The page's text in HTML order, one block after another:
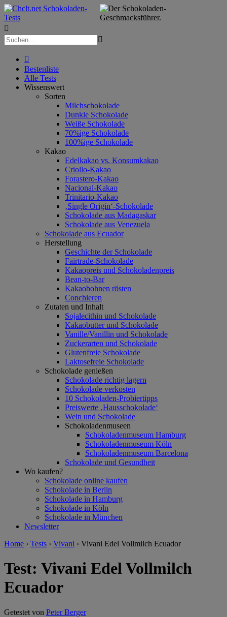



Bestenliste
Alle Tests
Wissenswert
Sorten
Milchschokolade
Dunkle Schokolade
Weiße Schokolade
70%ige Schokolade
100%ige Schokolade
Kakao
Edelkakao vs. Konsumkakao
Criollo-Kakao
Forastero-Kakao
Nacional-Kakao
Trinitario-Kakao
‚Single Origin‘-Schokolade
Schokolade aus Madagaskar
Schokolade aus Venezuela
Schokolade aus Ecuador
Herstellung
Geschichte der Schokolade
Fairtrade-Schokolade
Kakaopreis und Schokoladenpreis
Bean-to-Bar
Kakaobohnen rösten
Conchieren
Zutaten und Inhalt
Sojalecithin und Schokolade
Kakaobutter und Schokolade
Vanille/Vanillin und Schokolade
Zuckerarten und Schokolade
Glutenfreie Schokolade
Laktosefreie Schokolade
Schokolade genießen
Schokolade richtig lagern
Schokolade verkosten
10 Schokoladen-Probiertipps
Preiswerte ‚Hausschokolade‘
Wein und Schokolade
Schokoladenmuseen
Schokoladenmuseum Hamburg
Schokoladenmuseum Köln
Schokoladenmuseum Barcelona
Schokolade und Gesundheit
Wo kaufen?
Schokolade online kaufen
Schokolade in Berlin
Schokolade in Hamburg
Schokolade in Köln
Schokolade in München
Newsletter
Home › Tests › Vivani › Vivani Edel Vollmilch Ecuador
Test: Vivani Edel Vollmilch
Ecuador
Getestet von Peter Berger